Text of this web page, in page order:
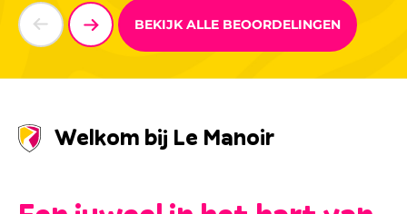
BEKIJK ALLE BEOORDELINGEN
Welkom bij Le Manoir